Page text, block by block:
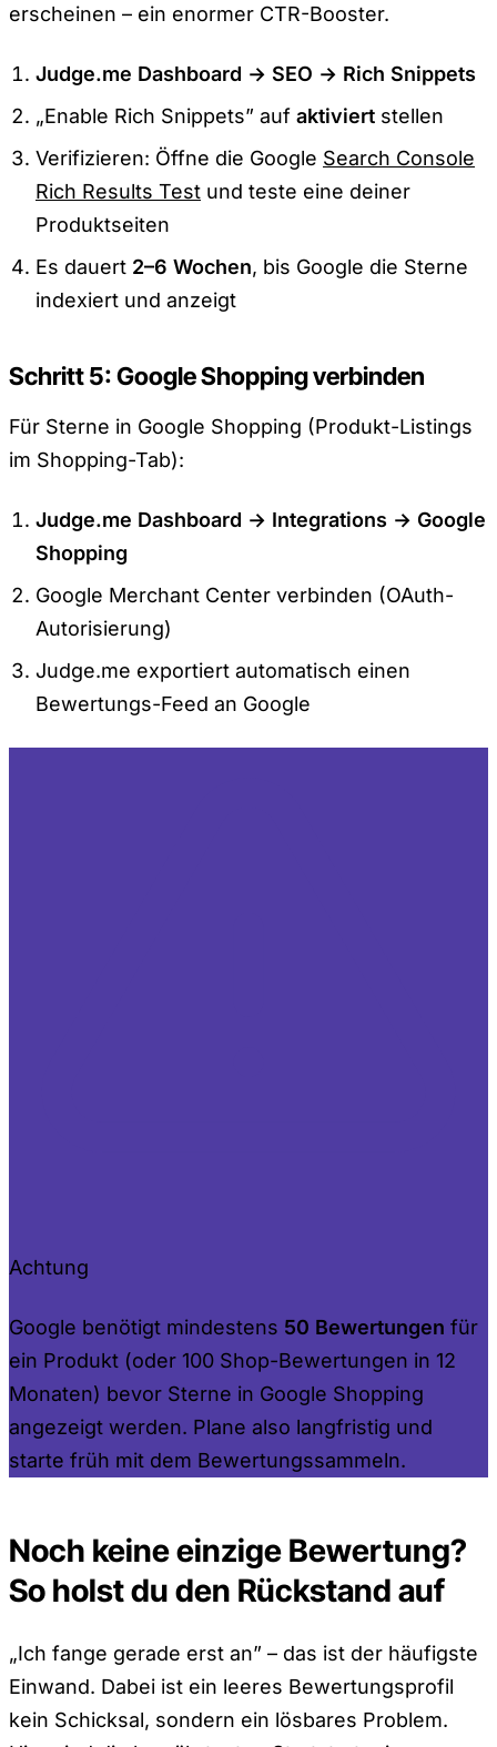
erscheinen – ein enormer CTR-Booster.
Judge.me Dashboard → SEO → Rich Snippets
„Enable Rich Snippets” auf aktiviert stellen
Verifizieren: Öffne die Google Search Console
Rich Results Test und teste eine deiner
Produktseiten
Es dauert 2–6 Wochen, bis Google die Sterne
indexiert und anzeigt
Schritt 5: Google Shopping verbinden
Für Sterne in Google Shopping (Produkt-Listings
im Shopping-Tab):
Judge.me Dashboard → Integrations → Google
Shopping
Google Merchant Center verbinden (OAuth-
Autorisierung)
Judge.me exportiert automatisch einen
Bewertungs-Feed an Google
Achtung
Google benötigt mindestens 50 Bewertungen für
ein Produkt (oder 100 Shop-Bewertungen in 12
Monaten) bevor Sterne in Google Shopping
angezeigt werden. Plane also langfristig und
starte früh mit dem Bewertungssammeln.
Noch keine einzige Bewertung?
So holst du den Rückstand auf
„Ich fange gerade erst an” – das ist der häufigste
Einwand. Dabei ist ein leeres Bewertungsprofil
kein Schicksal, sondern ein lösbares Problem.